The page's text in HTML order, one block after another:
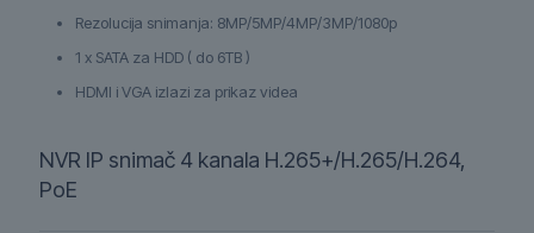
Rezolucija snimanja: 8MP/5MP/4MP/3MP/1080p
1 x SATA za HDD ( do 6TB )
HDMI i VGA izlazi za prikaz videa
NVR IP snimač 4 kanala H.265+/H.265/H.264,
PoE